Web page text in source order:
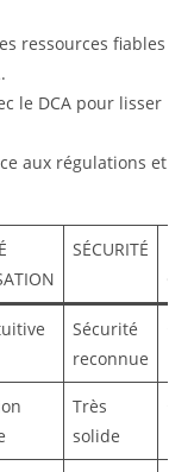
ressources fiables
le DCA pour lisser
aux régulations et
SÉCURITÉ
Sécurité
reconnue
Très
solide